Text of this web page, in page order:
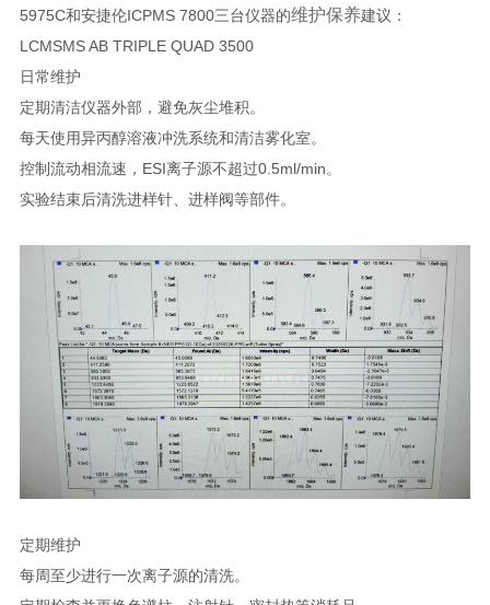
5975C和安捷伦ICPMS 7800三台仪器的维护保养建议：
LCMSMS AB TRIPLE QUAD 3500
日常维护
定期清洁仪器外部，避免灰尘堆积。
每天使用异丙醇溶液冲洗系统和清洁雾化室。
控制流动相流速，ESI离子源不超过0.5ml/min。
实验结束后清洗进样针、进样阀等部件。
定期维护
每周至少进行一次离子源的清洗。